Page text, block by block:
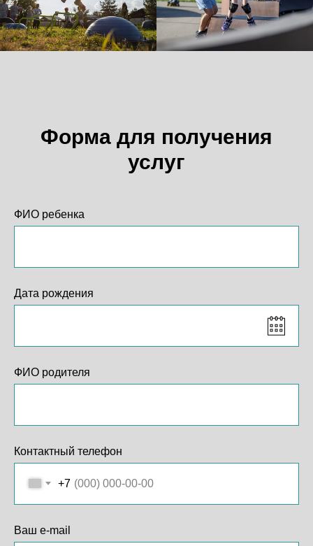
Форма для получения
услуг
ФИО ребенка
Дата рождения
ФИО родителя
Контактный телефон
+7
Ваш e-mail